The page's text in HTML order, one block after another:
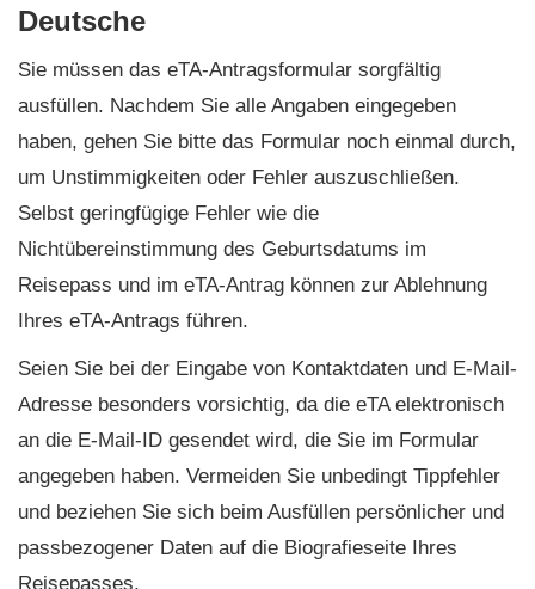
Deutsche
Sie müssen das eTA-Antragsformular sorgfältig
ausfüllen. Nachdem Sie alle Angaben eingegeben
haben, gehen Sie bitte das Formular noch einmal durch,
um Unstimmigkeiten oder Fehler auszuschließen.
Selbst geringfügige Fehler wie die
Nichtübereinstimmung des Geburtsdatums im
Reisepass und im eTA-Antrag können zur Ablehnung
Ihres eTA-Antrags führen.
Seien Sie bei der Eingabe von Kontaktdaten und E-Mail-
Adresse besonders vorsichtig, da die eTA elektronisch
an die E-Mail-ID gesendet wird, die Sie im Formular
angegeben haben. Vermeiden Sie unbedingt Tippfehler
und beziehen Sie sich beim Ausfüllen persönlicher und
passbezogener Daten auf die Biografieseite Ihres
Reisepasses.